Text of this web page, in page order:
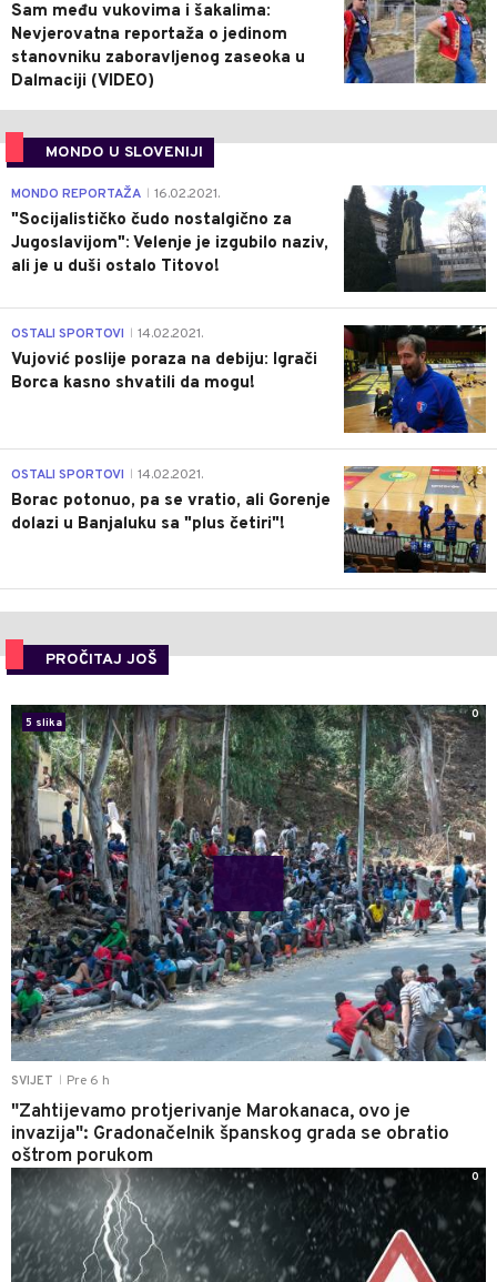
Sam među vukovima i šakalima:
Nevjerovatna reportaža o jedinom
stanovniku zaboravljenog zaseoka u
Dalmaciji (VIDEO)
MONDO U SLOVENIJI
4
MONDO REPORTAŽA 16.02.2021.
"Socijalističko čudo nostalgično za
Jugoslavijom": Velenje je izgubilo naziv,
ali je u duši ostalo Titovo!
1
OSTALI SPORTOVI 14.02.2021.
Vujović poslije poraza na debiju: Igrači
Borca kasno shvatili da mogu!
3
OSTALI SPORTOVI 14.02.2021.
Borac potonuo, pa se vratio, ali Gorenje
dolazi u Banjaluku sa "plus četiri"!
PROČITAJ JOŠ
SVIJET Pre 6 h
"Zahtijevamo protjerivanje Marokanaca, ovo je
invazija": Gradonačelnik španskog grada se obratio
oštrom porukom
5 slika
0
0